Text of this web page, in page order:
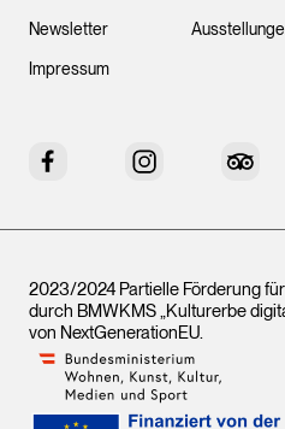
Newsletter
Impressum
Facebook Instagram
2023/2024 Partielle Förderung
durch BMWKMS „Kulturerbe
von NextGenerationEU.